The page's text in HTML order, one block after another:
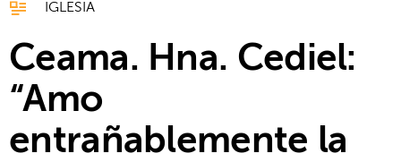
IGLESIA
Ceama. Hna. Cediel:
“Amo
entrañablemente la